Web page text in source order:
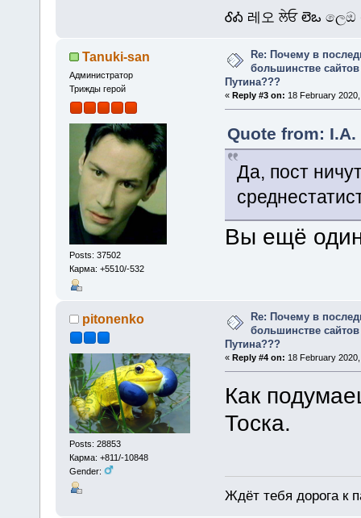
ᎴᎣ 레오 ਲੇਓ లెఒ
Tanuki-san
Администратор
Трижды герой
Posts: 37502
Карма: +5510/-532
Re: Почему в
большинстве
Путина???
« Reply #3 on: 18 February
Quote from: I.A.
Да, пост
Вы ещё
pitonenko
Posts: 28853
Карма: +811/-10848
Gender:
Re: Почему в
большинстве
Путина???
« Reply #4 on: 18 February
Как
Тоска.
Ждёт тебя дорога к